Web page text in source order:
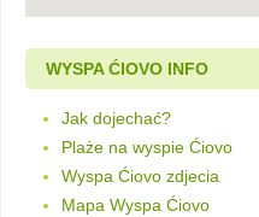
WYSPA ĆIOVO INFO
Jak dojechać?
Plaże na wyspie Ćiovo
Wyspa Ćiovo zdjecia
Mapa Wyspa Ćiovo